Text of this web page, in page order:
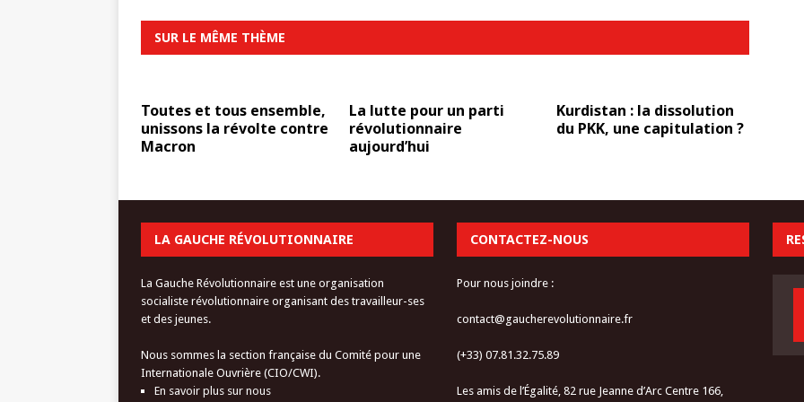
SUR LE MÊME THÈME
Toutes et tous ensemble,
unissons la révolte contre
Macron
La lutte pour un parti
révolutionnaire
aujourd’hui
Kurdistan : la dissolution
du PKK, une capitulation ?
LA GAUCHE RÉVOLUTIONNAIRE
La Gauche Révolutionnaire est une organisation
socialiste révolutionnaire organisant des travailleur-ses
et des jeunes.
Nous sommes la section française du Comité pour une
Internationale Ouvrière (CIO/CWI).
En savoir plus sur nous
CONTACTEZ-NOUS
Pour nous joindre :
contact@gaucherevolutionnaire.fr
(+33) 07.81.32.75.89
Les amis de l’Égalité, 82 rue Jeanne d’Arc Centre 166,